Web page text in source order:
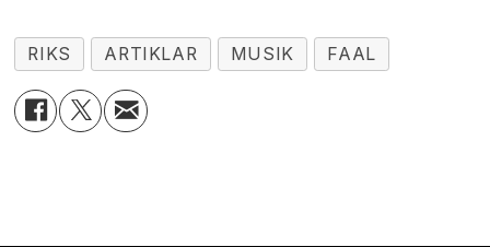
RIKS ARTIKLAR MUSIK FAAL